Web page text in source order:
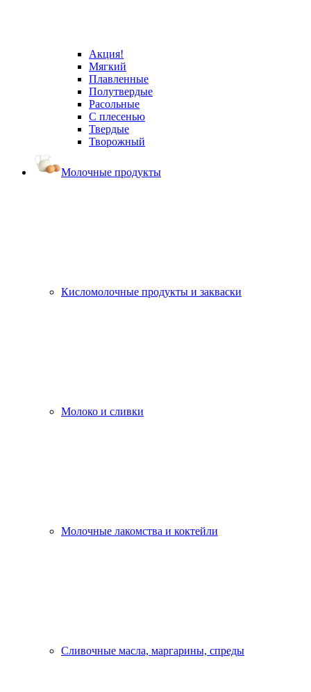
Акция!
Мягкий
Плавленные
Полутвердые
Расольные
С плесенью
Твердые
Творожный
Молочные продукты
Кисломолочные продукты и закваски
Молоко и сливки
Молочные лакомства и коктейли
Сливочные масла, маргарины, спреды